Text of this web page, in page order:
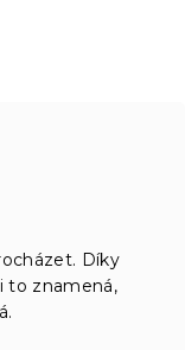
Díky
to znamená,